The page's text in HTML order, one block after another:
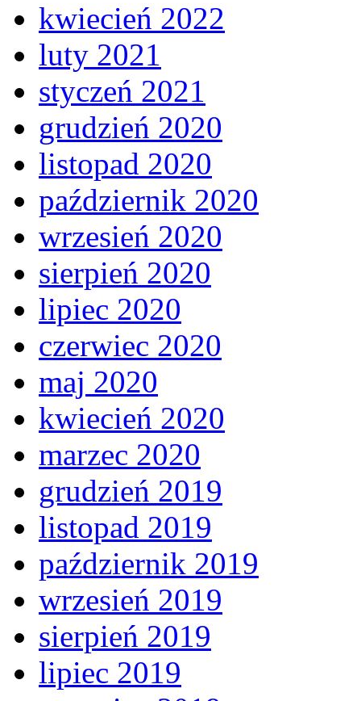
kwiecień 2022
luty 2021
styczeń 2021
grudzień 2020
listopad 2020
październik 2020
wrzesień 2020
sierpień 2020
lipiec 2020
czerwiec 2020
maj 2020
kwiecień 2020
marzec 2020
grudzień 2019
listopad 2019
październik 2019
wrzesień 2019
sierpień 2019
lipiec 2019